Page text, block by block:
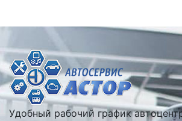
Удобный рабочий график